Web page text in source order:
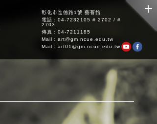
彰化市進德路1號 藝薈館
電話：04-7232105 # 2702 / #
2703
傳真：04-7211185
Mail：art@gm.ncue.edu.tw
Mail：art01@gm.ncue.edu.tw